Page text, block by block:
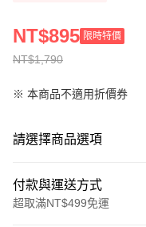
NT$1,790
NT$895 限時特價
※ 本商品不適用折價券
請選擇商品選項
付款與運送方式
超取滿NT$499免運